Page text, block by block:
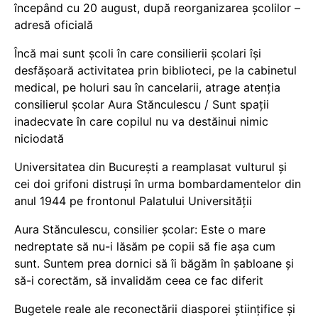
începând cu 20 august, după reorganizarea școlilor –
adresă oficială
Încă mai sunt școli în care consilierii școlari își
desfășoară activitatea prin biblioteci, pe la cabinetul
medical, pe holuri sau în cancelarii, atrage atenția
consilierul școlar Aura Stănculescu / Sunt spații
inadecvate în care copilul nu va destăinui nimic
niciodată
Universitatea din București a reamplasat vulturul și
cei doi grifoni distruși în urma bombardamentelor din
anul 1944 pe frontonul Palatului Universității
Aura Stănculescu, consilier școlar: Este o mare
nedreptate să nu-i lăsăm pe copii să fie așa cum
sunt. Suntem prea dornici să îi băgăm în șabloane și
să-i corectăm, să invalidăm ceea ce fac diferit
Bugetele reale ale reconectării diasporei științifice și